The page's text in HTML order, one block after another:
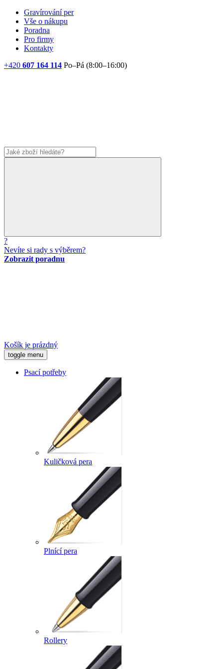
Gravírování per
Vše o nákupu
Poradna
Pro firmy
Kontakty
+420 607 164 114 Po–Pá (8:00–16:00)
?
Nevíte si rady s výběrem?
Zobrazit poradnu
Košík je prázdný
toggle menu
Psací potřeby
Kuličková pera
Plnící pera
Rollery